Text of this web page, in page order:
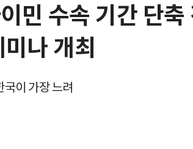
민 수속 기간 단
나 개최
이 가장 느려